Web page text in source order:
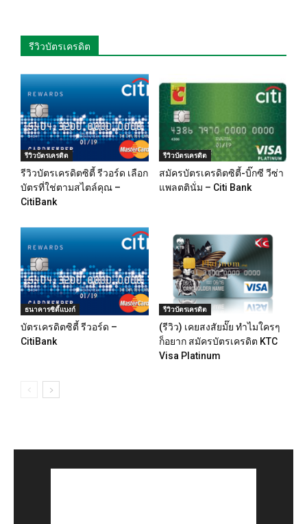
รีวิวบัตรเครดิต
รีวิวบัตรเครดิต
รีวิวบัตรเครดิตซิตี้ รีวอร์ด เลือก
บัตรที่ใช่ตามสไตล์คุณ –
CitiBank
รีวิวบัตรเครดิต
สมัครบัตรเครดิตซิตี้-บิ๊กซี วีซ่า
แพลตตินั่ม – Citi Bank
ธนาคารซิตี้แบงก์
บัตรเครดิตซิตี้ รีวอร์ด –
CitiBank
รีวิวบัตรเครดิต
(รีวิว) เคยสงสัยมั๊ย ทำไมใครๆ
ก็อยาก สมัครบัตรเครดิต KTC
Visa Platinum